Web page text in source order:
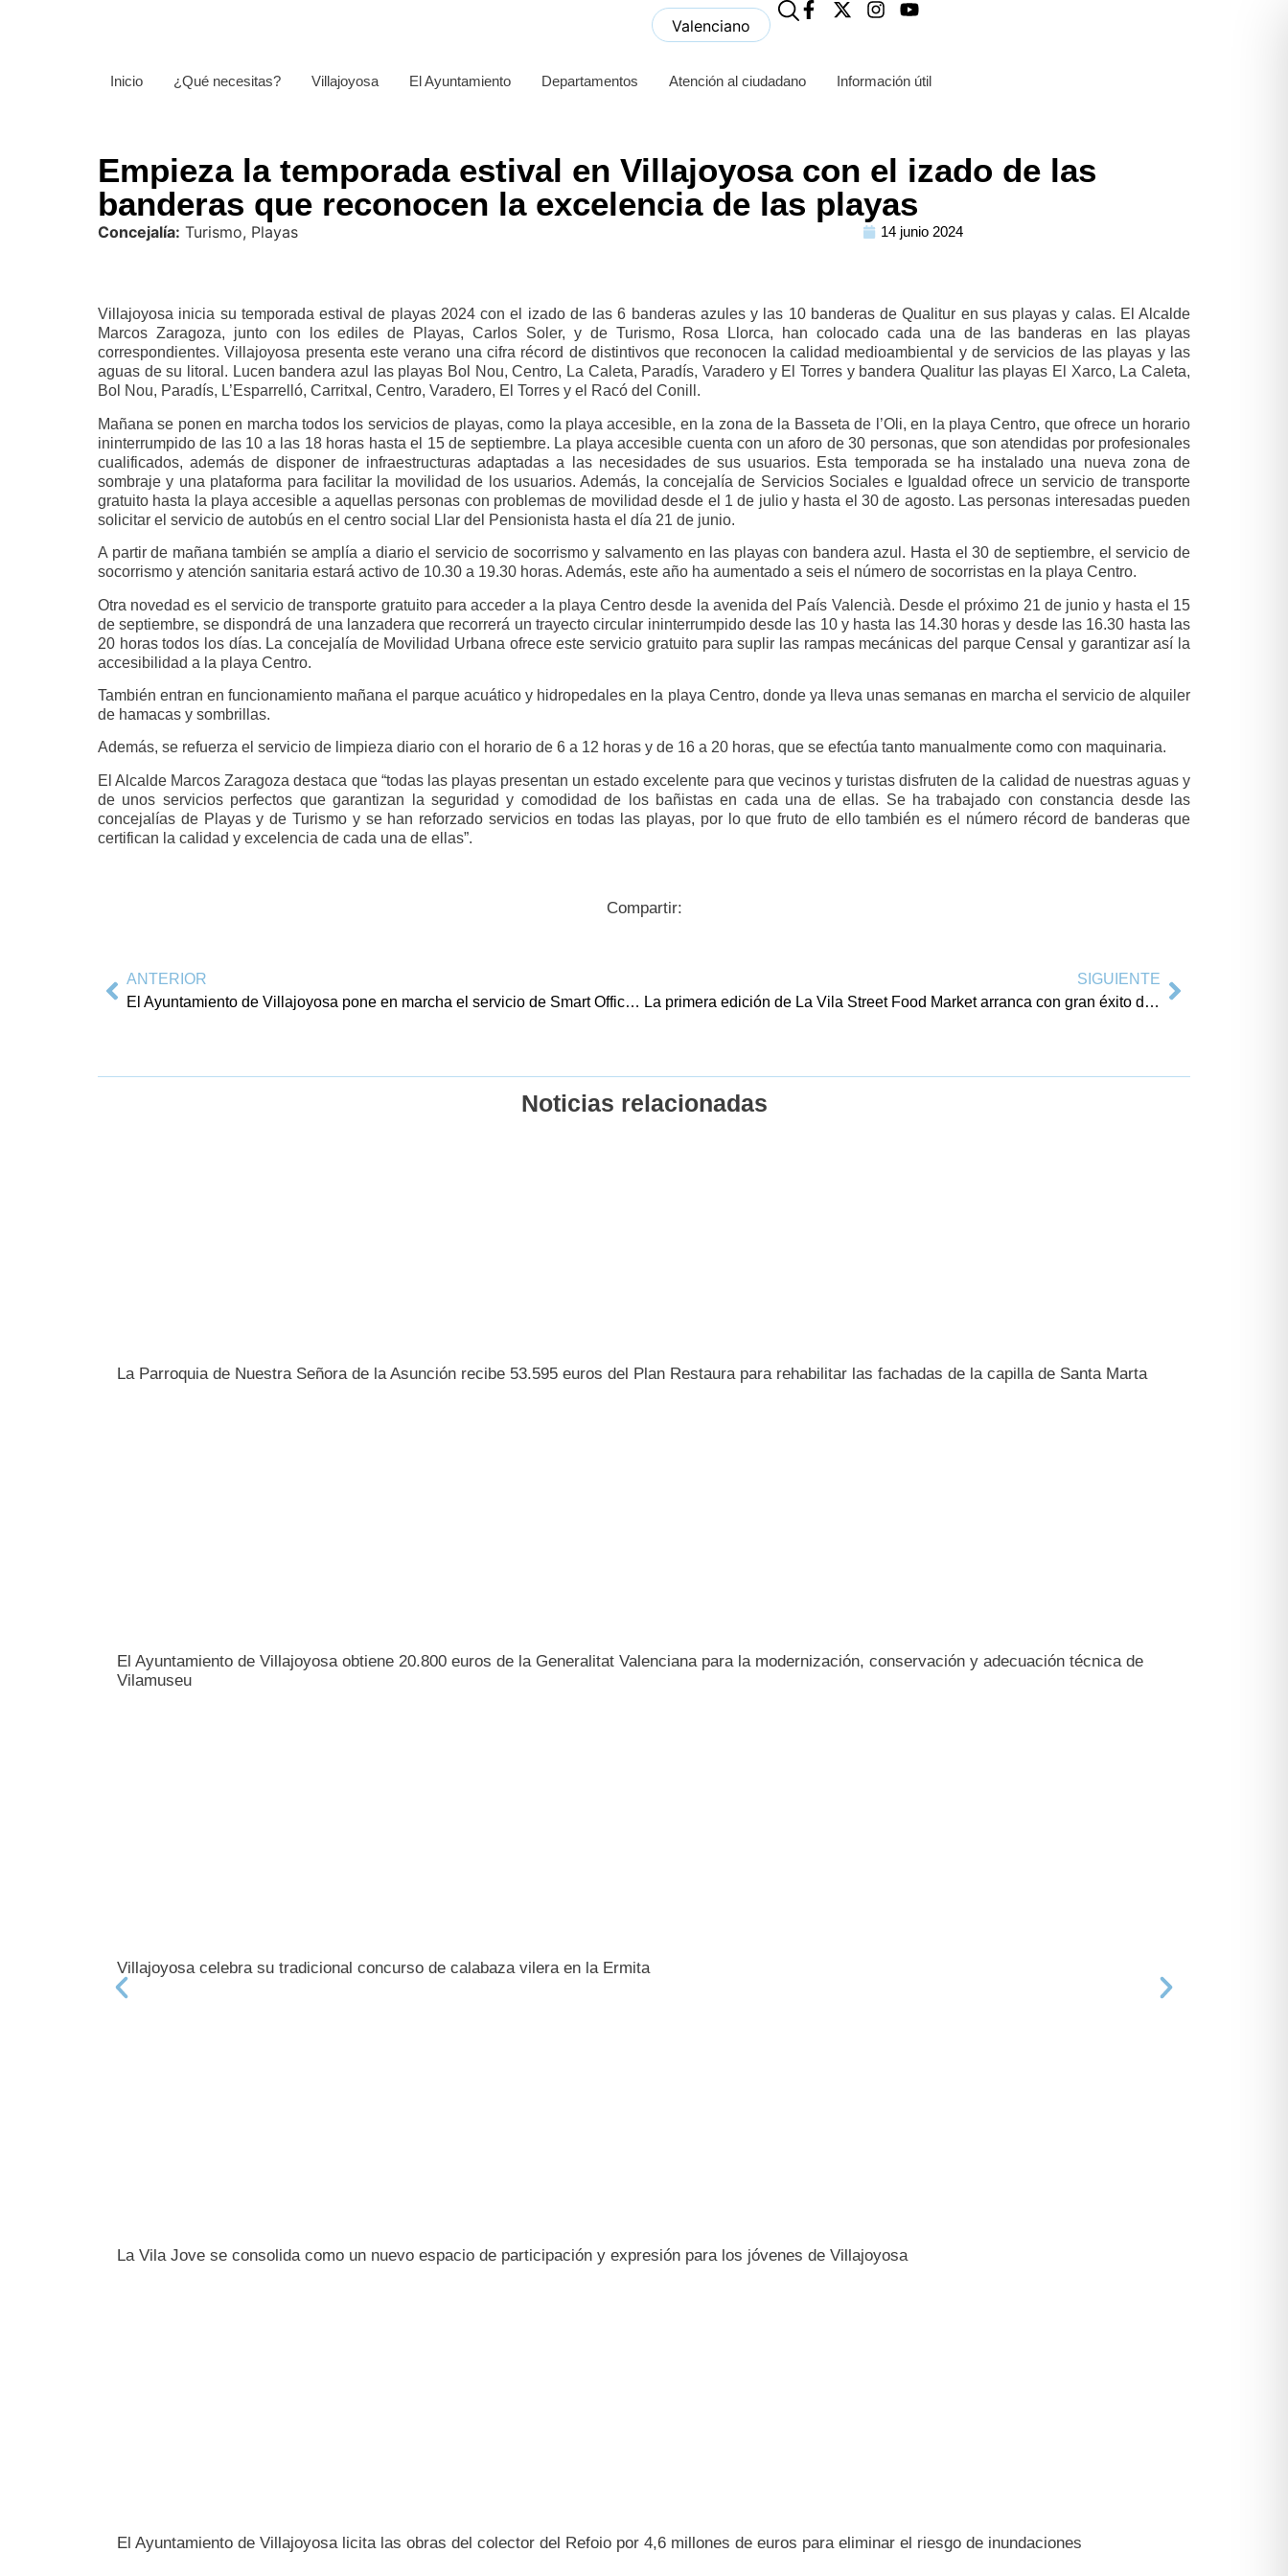
Valenciano
Inicio ¿Qué necesitas? Villajoyosa El Ayuntamiento Departamentos Atención al ciudadano Información útil
Empieza la temporada estival en Villajoyosa con el izado de las
banderas que reconocen la excelencia de las playas
Concejalía: Turismo, Playas 14 junio 2024
Villajoyosa inicia su temporada estival de playas 2024 con el izado de las 6 banderas azules y las 10 banderas de Qualitur en sus playas y calas. El Alcalde
Marcos Zaragoza, junto con los ediles de Playas, Carlos Soler, y de Turismo, Rosa Llorca, han colocado cada una de las banderas en las playas
correspondientes. Villajoyosa presenta este verano una cifra récord de distintivos que reconocen la calidad medioambiental y de servicios de las playas y las
aguas de su litoral. Lucen bandera azul las playas Bol Nou, Centro, La Caleta, Paradís, Varadero y El Torres y bandera Qualitur las playas El Xarco, La Caleta,
Bol Nou, Paradís, L’Esparrelló, Carritxal, Centro, Varadero, El Torres y el Racó del Conill.
Mañana se ponen en marcha todos los servicios de playas, como la playa accesible, en la zona de la Basseta de l’Oli, en la playa Centro, que ofrece un horario
ininterrumpido de las 10 a las 18 horas hasta el 15 de septiembre. La playa accesible cuenta con un aforo de 30 personas, que son atendidas por profesionales
cualificados, además de disponer de infraestructuras adaptadas a las necesidades de sus usuarios. Esta temporada se ha instalado una nueva zona de
sombraje y una plataforma para facilitar la movilidad de los usuarios. Además, la concejalía de Servicios Sociales e Igualdad ofrece un servicio de transporte
gratuito hasta la playa accesible a aquellas personas con problemas de movilidad desde el 1 de julio y hasta el 30 de agosto. Las personas interesadas pueden
solicitar el servicio de autobús en el centro social Llar del Pensionista hasta el día 21 de junio.
A partir de mañana también se amplía a diario el servicio de socorrismo y salvamento en las playas con bandera azul. Hasta el 30 de septiembre, el servicio de
socorrismo y atención sanitaria estará activo de 10.30 a 19.30 horas. Además, este año ha aumentado a seis el número de socorristas en la playa Centro.
Otra novedad es el servicio de transporte gratuito para acceder a la playa Centro desde la avenida del País Valencià. Desde el próximo 21 de junio y hasta el 15
de septiembre, se dispondrá de una lanzadera que recorrerá un trayecto circular ininterrumpido desde las 10 y hasta las 14.30 horas y desde las 16.30 hasta las
20 horas todos los días. La concejalía de Movilidad Urbana ofrece este servicio gratuito para suplir las rampas mecánicas del parque Censal y garantizar así la
accesibilidad a la playa Centro.
También entran en funcionamiento mañana el parque acuático y hidropedales en la playa Centro, donde ya lleva unas semanas en marcha el servicio de alquiler
de hamacas y sombrillas.
Además, se refuerza el servicio de limpieza diario con el horario de 6 a 12 horas y de 16 a 20 horas, que se efectúa tanto manualmente como con maquinaria.
El Alcalde Marcos Zaragoza destaca que “todas las playas presentan un estado excelente para que vecinos y turistas disfruten de la calidad de nuestras aguas y
de unos servicios perfectos que garantizan la seguridad y comodidad de los bañistas en cada una de ellas. Se ha trabajado con constancia desde las
concejalías de Playas y de Turismo y se han reforzado servicios en todas las playas, por lo que fruto de ello también es el número récord de banderas que
certifican la calidad y excelencia de cada una de ellas”.
Compartir:
ANTERIOR
El Ayuntamiento de Villajoyosa pone en marcha el servicio de Smart Office para reimpulsar la transformación del municipio en Destino Turístico Inteligente
SIGUIENTE
La primera edición de La Vila Street Food Market arranca con gran éxito de visitantes en les Puntes del Moro
Noticias relacionadas
La Parroquia de Nuestra Señora de la Asunción recibe 53.595 euros del Plan Restaura para rehabilitar las fachadas de la capilla de Santa Marta
El Ayuntamiento de Villajoyosa obtiene 20.800 euros de la Generalitat Valenciana para la modernización, conservación y adecuación técnica de
Vilamuseu
Villajoyosa celebra su tradicional concurso de calabaza vilera en la Ermita
La Vila Jove se consolida como un nuevo espacio de participación y expresión para los jóvenes de Villajoyosa
El Ayuntamiento de Villajoyosa licita las obras del colector del Refoio por 4,6 millones de euros para eliminar el riesgo de inundaciones